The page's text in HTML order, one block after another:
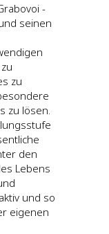
-
seinen
zu
zu lösen.
den
Lebens
und so
eigenen